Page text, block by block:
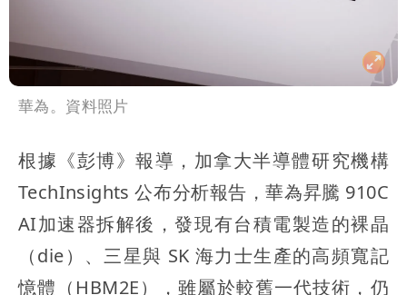
華為。資料照片
根據《彭博》報導，加拿大半導體研究機構
TechInsights 公布分析報告，華為昇騰 910C
AI加速器拆解後，發現有台積電製造的裸晶
（die）、三星與 SK 海力士生產的高頻寬記
憶體（HBM2E），雖屬於較舊一代技術，仍